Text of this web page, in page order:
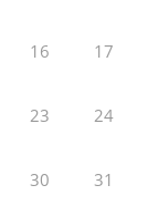
16 17
23 24
30 31